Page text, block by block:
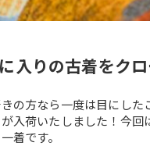
入りの古着をク
の方なら一度は目にし
が入荷いたしました！今
着です。